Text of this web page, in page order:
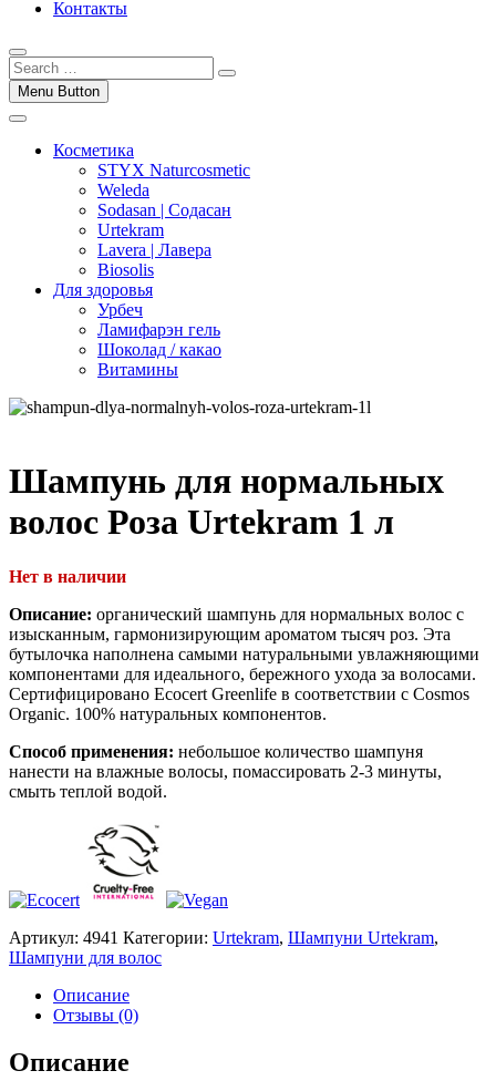
Контакты
Menu Button
Косметика
STYX Naturcosmetic
Weleda
Sodasan | Содасан
Urtekram
Lavera | Лавера
Biosolis
Для здоровья
Урбеч
Ламифарэн гель
Шоколад / какао
Витамины
Шампунь для нормальных
волос Роза Urtekram 1 л
Нет в наличии
Описание: органический шампунь для нормальных волос с
изысканным, гармонизирующим ароматом тысяч роз. Эта
бутылочка наполнена самыми натуральными увлажняющими
компонентами для идеального, бережного ухода за волосами.
Сертифицировано Ecocert Greenlife в соответствии с Cosmos
Organic. 100% натуральных компонентов.
Способ применения: небольшое количество шампуня
нанести на влажные волосы, помассировать 2-3 минуты,
смыть теплой водой.
Артикул: 4941 Категории: Urtekram, Шампуни Urtekram,
Шампуни для волос
Описание
Отзывы (0)
Описание